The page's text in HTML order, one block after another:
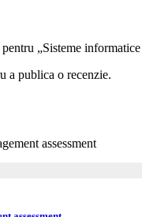
„Sisteme
a publica o recenzie.